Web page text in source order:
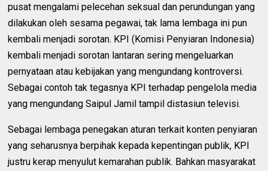
pusat mengalami pelecehan seksual dan perundungan yang
dilakukan oleh sesama pegawai, tak lama lembaga ini pun
kembali menjadi sorotan. KPI (Komisi Penyiaran Indonesia)
kembali menjadi sorotan lantaran sering mengeluarkan
pernyataan atau kebijakan yang mengundang kontroversi.
Sebagai contoh tak tegasnya KPI terhadap pengelola media
yang mengundang Saipul Jamil tampil distasiun televisi.
Sebagai lembaga penegakan aturan terkait konten penyiaran
yang seharusnya berpihak kepada kepentingan publik, KPI
justru kerap menyulut kemarahan publik. Bahkan masyarakat